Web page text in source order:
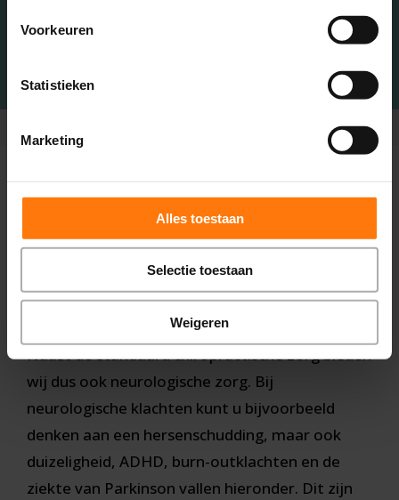
Voorkeuren
Statistieken
Marketing
Alles toestaan
Selectie toestaan
Weigeren
weer door met energie! - Jan, deelnemer 5-daagse
Wat zijn
neurologische
klachten?
Naast de standaard chiropractische zorg bieden
wij dus ook neurologische zorg. Bij
neurologische klachten kunt u bijvoorbeeld
denken aan een hersenschudding, maar ook
duizeligheid, ADHD, burn-outklachten en de
ziekte van Parkinson vallen hieronder. Dit zijn